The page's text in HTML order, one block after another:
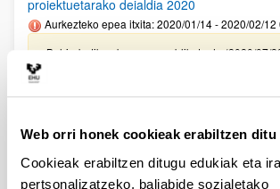
Web orri honek cookieak erabiltzen ditu
Cookieak erabiltzen ditugu edukiak eta
pertsonalizatzeko, baliabide sozialetako
proiektuetarako deialdia 2020
Aurkezteko epea itxita: 2020/01/14 - 2020/02/12
Behin-betiko ebazpena publikatu da (2020/07/
Aurreko deialdietan laguntzarik lortu ez
Aurkezteko epea itxita: 2020/06/01 - 2020/06/05
Ebazpena publikatu da (2020/06/17)